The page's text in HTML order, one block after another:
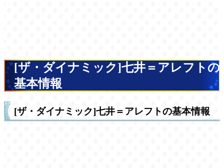
[ザ・ダイナミック]七井＝アレフトの
基本情報
[ザ・ダイナミック]七井＝アレフトの基本情報